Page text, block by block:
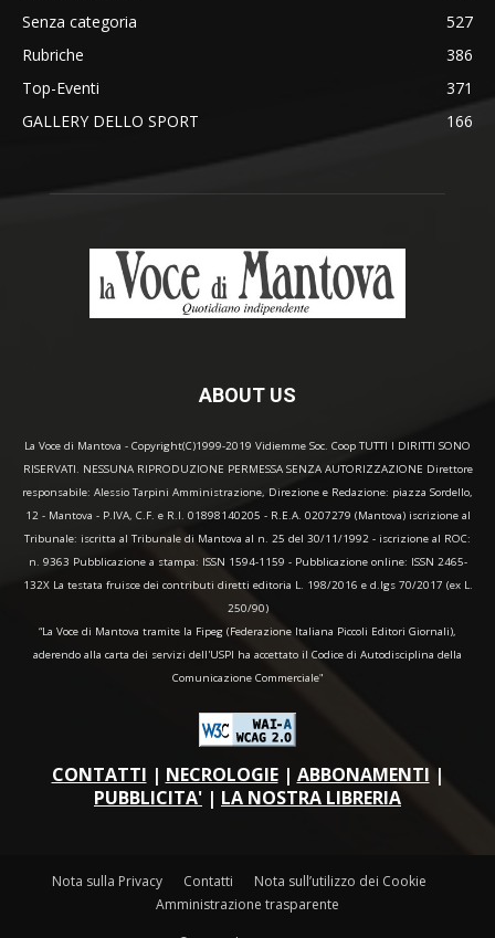
Senza categoria
527
Rubriche
386
Top-Eventi
371
GALLERY DELLO SPORT
166
ABOUT US
La Voce di Mantova - Copyright(C)1999-2019 Vidiemme Soc. Coop TUTTI I DIRITTI SONO
RISERVATI. NESSUNA RIPRODUZIONE PERMESSA SENZA AUTORIZZAZIONE Direttore
responsabile: Alessio Tarpini Amministrazione, Direzione e Redazione: piazza Sordello,
12 - Mantova - P.IVA, C.F. e R.I. 01898140205 - R.E.A. 0207279 (Mantova) iscrizione al
Tribunale: iscritta al Tribunale di Mantova al n. 25 del 30/11/1992 - iscrizione al ROC:
n. 9363 Pubblicazione a stampa: ISSN 1594-1159 - Pubblicazione online: ISSN 2465-
132X La testata fruisce dei contributi diretti editoria L. 198/2016 e d.lgs 70/2017 (ex L.
250/90)
“La Voce di Mantova tramite la Fipeg (Federazione Italiana Piccoli Editori Giornali),
aderendo alla carta dei servizi dell'USPI ha accettato il Codice di Autodisciplina della
Comunicazione Commerciale"
CONTATTI | NECROLOGIE| ABBONAMENTI |
PUBBLICITA' | LA NOSTRA LIBRERIA
Nota sulla Privacy Contatti
Nota sull’utilizzo dei Cookie
Amministrazione trasparente